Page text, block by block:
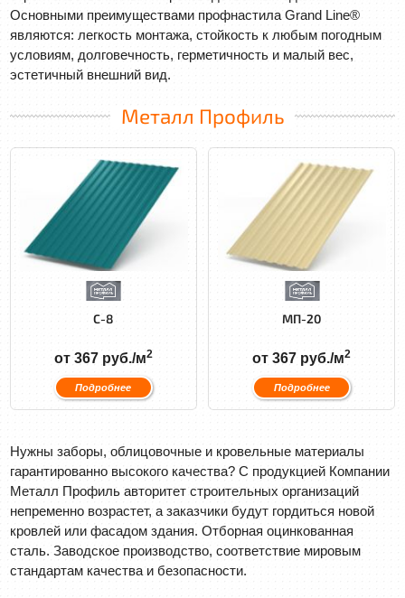
Основными преимуществами профнастила Grand Line®
являются: легкость монтажа, стойкость к любым погодным
условиям, долговечность, герметичность и малый вес,
эстетичный внешний вид.
Металл Профиль
С-8
от 367 руб./м2
Подробнее
МП-20
от 367 руб./м2
Подробнее
Нужны заборы, облицовочные и кровельные материалы
гарантированно высокого качества? С продукцией Компании
Металл Профиль авторитет строительных организаций
непременно возрастет, а заказчики будут гордиться новой
кровлей или фасадом здания. Отборная оцинкованная
сталь. Заводское производство, соответствие мировым
стандартам качества и безопасности.